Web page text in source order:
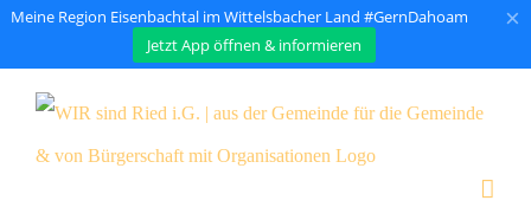
Meine Region Eisenbachtal im Wittelsbacher Land #GernDahoam
Jetzt App öffnen & informieren
×